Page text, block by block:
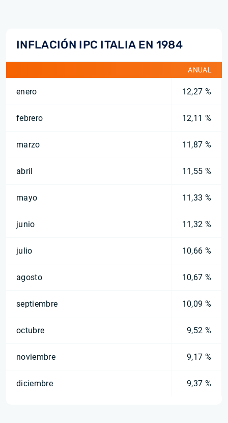
INFLACIÓN IPC ITALIA EN 1984
ANUAL
enero 12,27 %
febrero 12,11 %
marzo 11,87 %
abril 11,55 %
mayo 11,33 %
junio 11,32 %
julio 10,66 %
agosto 10,67 %
septiembre 10,09 %
octubre 9,52 %
noviembre 9,17 %
diciembre 9,37 %